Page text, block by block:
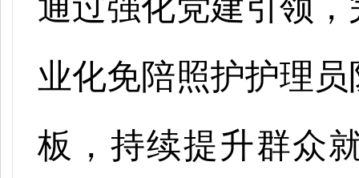
通过强化党建引领
业化免陪照护护理
板，持续提升群众